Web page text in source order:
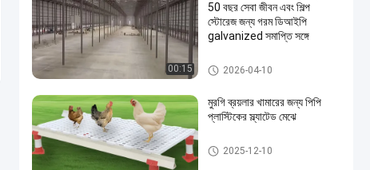
00:15
50 বছর সেবা জীবন এবং শিল্প
স্টোরেজ জন্য গরম ডিআইপি
galvanized সমাপ্তি সঙ্গে
ইস্পাত শ্যাড নির্মাণ
2026-04-10
মুরগি ব্রয়লার খামারের জন্য পিপি
প্লাস্টিকের স্ল্যাটেড মেঝে
ইস্পাত কাঠামো পোল্ট্রি ঘর
2025-12-10